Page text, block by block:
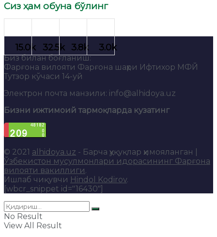
Сиз ҳам обуна бўлинг
Биз билан боғланиш:
Фарғона вилояти Фарғона шаҳри Ифтихор МФЙ
Тутзор кўчаси 14-уй
Электрон почта манзили: info@alhidoya.uz
Бизни ижтимоий тармоқларда кузатинг
© 2021 alhidoya.uz - Барча ҳуқуқлар ҳимояланган |
Ўзбекистон мусулмонлари идорасининг Фарғона
вилояти вакиллиги.
Ишлаб чиқувчи Hindol Kodirov.
[wbcr_snippet id="16430"]
No Result
View All Result